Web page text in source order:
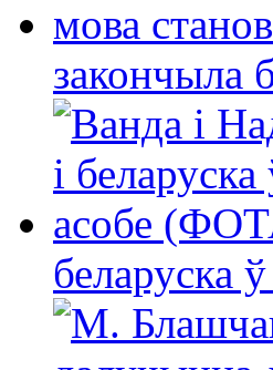
закончыла
беларуска